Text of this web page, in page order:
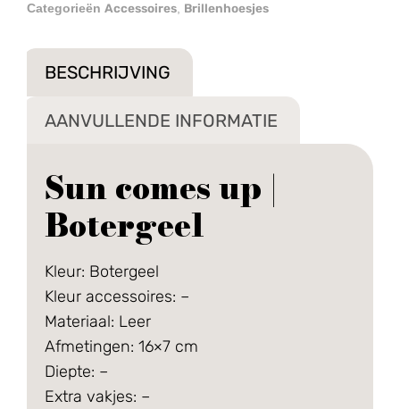
Categorieën Accessoires, Brillenhoesjes
BESCHRIJVING
AANVULLENDE INFORMATIE
Sun comes up |
Botergeel
Kleur: Botergeel
Kleur accessoires: –
Materiaal: Leer
Afmetingen: 16×7 cm
Diepte: –
Extra vakjes: –